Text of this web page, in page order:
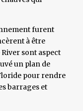
furent
à être
sont aspect
un plan de
pour rendre
barrages et